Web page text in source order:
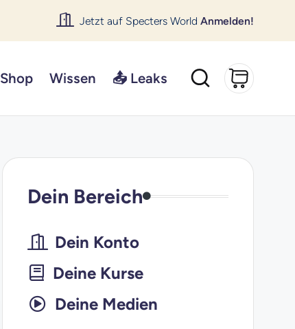
Jetzt auf Specters World Anmelden!
Shop Wissen 📤 Leaks
Dein Bereich
Dein Konto
Deine Kurse
Deine Medien